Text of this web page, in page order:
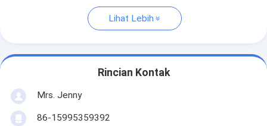
Lihat Lebih
Rincian Kontak
Mrs. Jenny
86-15995359392